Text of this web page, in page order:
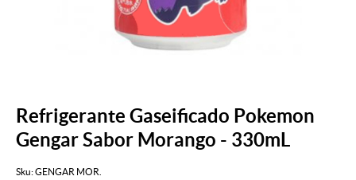
Refrigerante Gaseificado Pokemon
Gengar Sabor Morango - 330mL
Sku:GENGAR MOR.